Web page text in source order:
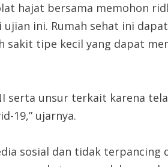
hajat bersama memohon
ini. Rumah sehat ini
tipe kecil yang dapat
serta unsur terkait karena
19,” ujarnya.
sosial dan tidak